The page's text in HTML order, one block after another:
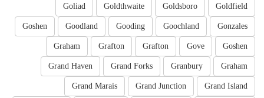
Goldfield
Goldsboro
Goldthwaite
Goliad
Gonzales
Goochland
Gooding
Goodland
Goshen
Goshen
Gove
Grafton
Grafton
Graham
Graham
Granbury
Grand Forks
Grand Haven
Grand Island
Grand Junction
Grand Marais